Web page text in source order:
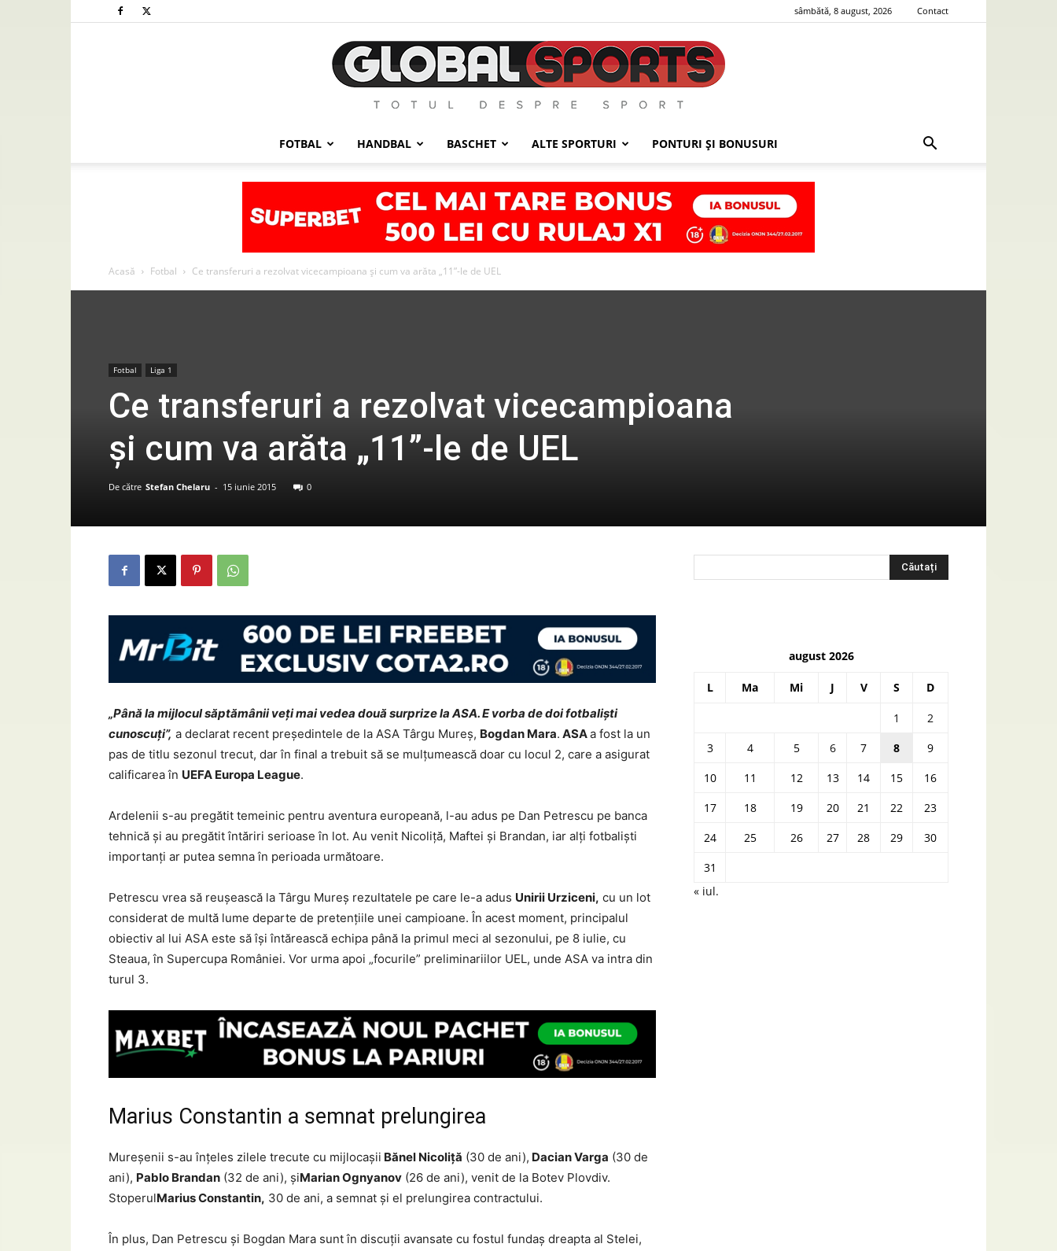
sâmbătă, 8 august, 2026 Contact
FOTBAL HANDBAL BASCHET ALTE SPORTURI PONTURI ȘI BONUSURI
Acasă Fotbal Ce transferuri a rezolvat vicecampioana și cum va arăta „11”-le de UEL
Fotbal Liga 1
Ce transferuri a rezolvat vicecampioana
și cum va arăta „11”-le de UEL
De către Stefan Chelaru - 15 iunie 2015 0
„Până la mijlocul săptămânii veţi mai vedea două surprize la ASA. E vorba de doi fotbalişti
cunoscuţi”, a declarat recent președintele de la ASA Târgu Mureș, Bogdan Mara. ASAa fost la un
pas de titlu sezonul trecut, dar în final a trebuit să se mulțumească doar cu locul 2, care a asigurat
calificarea în UEFA Europa League.
Ardelenii s-au pregătit temeinic pentru aventura europeană, l-au adus pe Dan Petrescu pe banca
tehnică și au pregătit întăriri serioase în lot. Au venit Nicoliță, Maftei și Brandan, iar alți fotbaliști
importanți ar putea semna în perioada următoare.
Petrescu vrea să reușească la Târgu Mureș rezultatele pe care le-a adus Unirii Urziceni, cu un lot
considerat de multă lume departe de pretențiile unei campioane. În acest moment, principalul
obiectiv al lui ASA este să își întărească echipa până la primul meci al sezonului, pe 8 iulie, cu
Steaua, în Supercupa României. Vor urma apoi „focurile” preliminariilor UEL, unde ASA va intra din
turul 3.
Marius Constantin a semnat prelungirea
Mureşenii s-au înţeles zilele trecute cu mijlocaşii Bănel Nicoliţă (30 de ani), Dacian Varga (30 de
ani), Pablo Brandan (32 de ani), şiMarian Ognyanov (26 de ani), venit de la Botev Plovdiv.
StoperulMarius Constantin, 30 de ani, a semnat și el prelungirea contractului.
În plus, Dan Petrescu şi Bogdan Mara sunt în discuţii avansate cu fostul fundaş dreapta al Stelei,
august 2026
L Ma Mi J V S D
1
2
3
4 5 6 7 8
9
10
11 12 13 14 15
16
17
18 19 20 21 22
23
24
25 26 27 28 29
30
31
« iul.